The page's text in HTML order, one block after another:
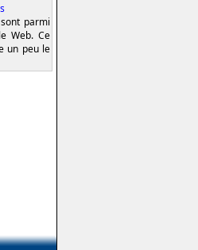
parmi
Web. Ce
un peu le